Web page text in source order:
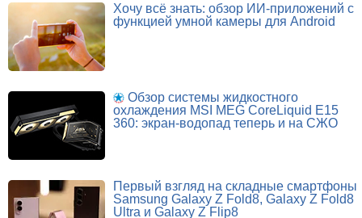
Хочу всё знать: обзор ИИ-приложений с
функцией умной камеры для Android
Обзор системы жидкостного
охлаждения MSI MEG CoreLiquid E15
360: экран-водопад теперь и на СЖО
Первый взгляд на складные смартфоны
Samsung Galaxy Z Fold8, Galaxy Z Fold8
Ultra и Galaxy Z Flip8